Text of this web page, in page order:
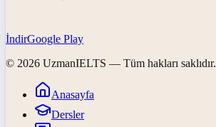
İndirGoogle Play
© 2026 UzmanIELTS — Tüm hakları saklıdır.
Anasayfa
Dersler